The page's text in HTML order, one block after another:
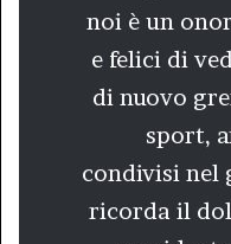
noi è un
e felici di
di nuovo
sport,
condivisi nel
ricorda il